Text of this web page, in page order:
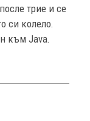
трие и се
си колело.
към Java.